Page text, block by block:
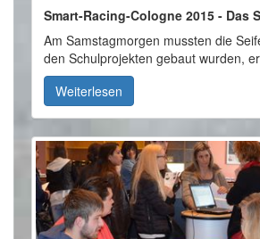
Smart-Racing-Cologne 2015 - Das
Am Samstagmorgen mussten die
den Schulprojekten gebaut wurden,
Weiterlesen